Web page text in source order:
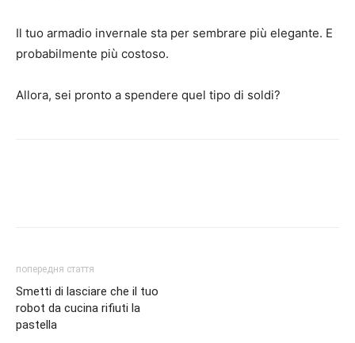
Il tuo armadio invernale sta per sembrare più elegante. E
probabilmente più costoso.
Allora, sei pronto a spendere quel tipo di soldi?
попередня стаття
Smetti di lasciare che il tuo
robot da cucina rifiuti la
pastella